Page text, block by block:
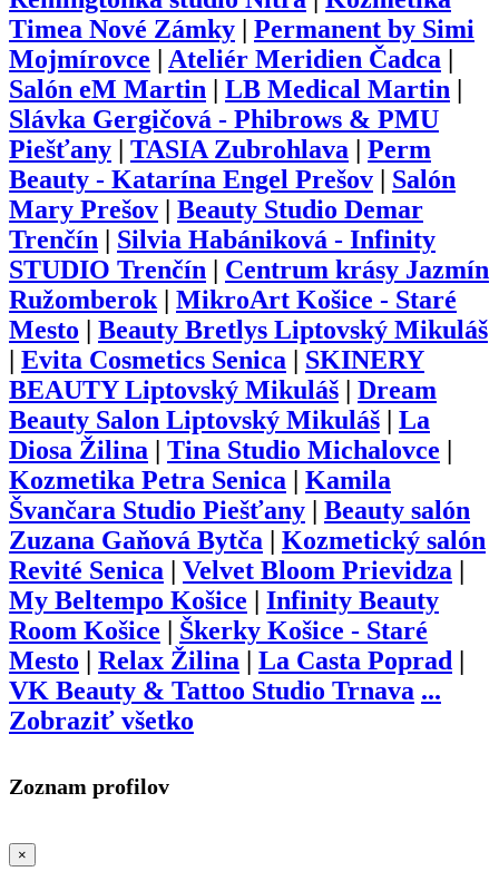
Timea Nové Zámky
Permanent by Simi
Mojmírovce
Ateliér Meridien Čadca
Salón eM Martin
LB Medical Martin
Slávka Gergičová - Phibrows & PMU
Piešťany
TASIA Zubrohlava
Perm
Beauty - Katarína Engel Prešov
Salón
Mary Prešov
Beauty Studio Demar
Trenčín
Silvia Habániková - Infinity
STUDIO Trenčín
Centrum krásy Jazmín
Ružomberok| MikroArt Košice - Staré
Mesto
Beauty Bretlys Liptovský Mikuláš
Evita Cosmetics Senica
SKINERY
BEAUTY Liptovský Mikuláš
Dream
Beauty Salon Liptovský Mikuláš
La
Diosa Žilina
Tina Studio Michalovce
Kozmetika Petra Senica
Kamila
Švančara Studio Piešťany
Beauty salón
Zuzana Gaňová Bytča
Kozmetický salón
Revité Senica
Velvet Bloom Prievidza
My Beltempo Košice
Infinity Beauty
Room Košice
Škerky Košice - Staré
Mesto
Relax Žilina La Casta Poprad
VK Beauty & Tattoo Studio Trnava ...
Zobraziť všetko
Zoznam profilov
×